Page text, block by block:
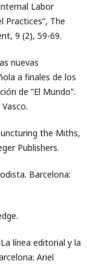
Labor
Practices”, The
9 (2), 59-69.
nuevas
a finales de los
de “El Mundo”.
the Miths,
Publishers.
Barcelona:
línea editorial y la
Ariel